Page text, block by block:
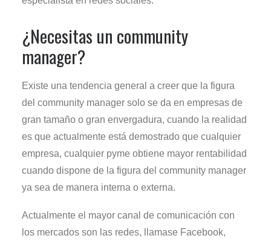
¿Necesitas un community
manager?
Existe una tendencia general a creer que la figura
del community manager solo se da en empresas de
gran tamaño o gran envergadura, cuando la realidad
es que actualmente está demostrado que cualquier
empresa, cualquier pyme obtiene mayor rentabilidad
cuando dispone de la figura del community manager
ya sea de manera interna o externa.
Actualmente el mayor canal de comunicación con
los mercados son las redes, llamase Facebook,